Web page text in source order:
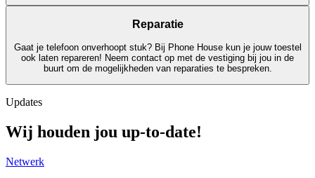
Reparatie
Gaat je telefoon onverhoopt stuk? Bij Phone House kun je jouw toestel
ook laten repareren! Neem contact op met de vestiging bij jou in de
buurt om de mogelijkheden van reparaties te bespreken.
Updates
Wij houden jou up-to-date!
Netwerk